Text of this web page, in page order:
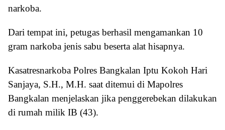
narkoba.
Dari tempat ini, petugas berhasil mengamankan 10
gram narkoba jenis sabu beserta alat hisapnya.
Kasatresnarkoba Polres Bangkalan Iptu Kokoh Hari
Sanjaya, S.H., M.H. saat ditemui di Mapolres
Bangkalan menjelaskan jika penggerebekan dilakukan
di rumah milik IB (43).